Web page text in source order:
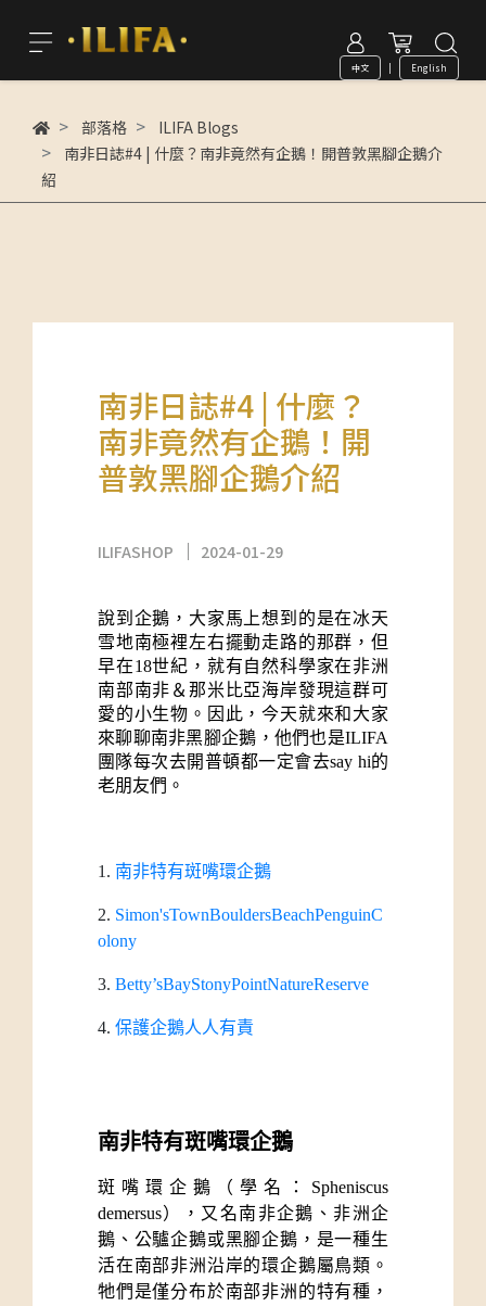
部落格
ILIFA Blogs
南非日誌#4 | 什麼？南非竟然有企鵝！開普敦黑腳企鵝介
紹
南非日誌#4 | 什麼？
南非竟然有企鵝！開
普敦黑腳企鵝介紹
ILIFASHOP 2024-01-29
說到企鵝，大家馬上想到的是在冰天
雪地南極裡左右擺動走路的那群，但
早在18世紀，就有自然科學家在非洲
南部南非＆那米比亞海岸發現這群可
愛的小生物。因此，今天就來和大家
來聊聊南非黑腳企鵝，他們也是ILIFA
團隊每次去開普頓都一定會去say hi的
老朋友們。
1. 南非特有斑嘴環企鵝
2. Simon'sTownBouldersBeachPenguinC
olony
3. Betty’sBayStonyPointNatureReserve
4. 保護企鵝人人有責
南非特有斑嘴環企鵝
斑嘴環企鵝（學名：Spheniscus
demersus），又名南非企鵝、非洲企
鵝、公驢企鵝或黑腳企鵝，是一種生
活在南部非洲沿岸的環企鵝屬鳥類。
牠們是僅分布於南部非洲的特有種，
中文 English